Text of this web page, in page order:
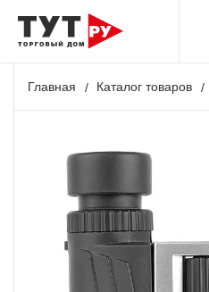
Главная Каталог товаров